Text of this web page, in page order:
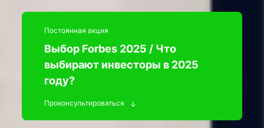
Постоянная акция
Выбор Forbes 2025 / Что
выбирают инвесторы в 2025
году?
Проконсультироваться